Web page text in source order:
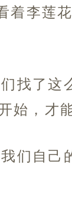
着李莲
找了
始，才
们自